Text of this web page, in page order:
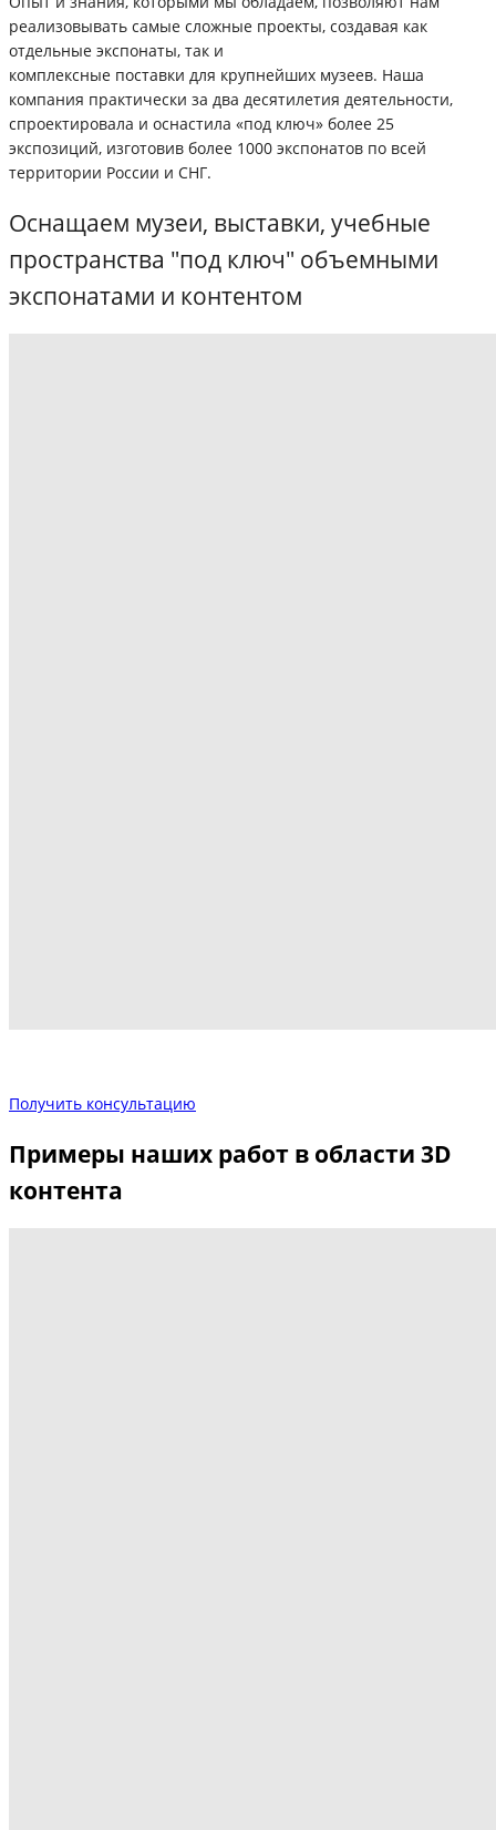
реализовывать самые сложные проекты, создавая как
отдельные экспонаты, так и
комплексные поставки для крупнейших музеев. Наша
компания практически за два десятилетия деятельности,
спроектировала и оснастила «под ключ» более 25
экспозиций, изготовив более 1000 экспонатов по всей
территории России и СНГ.
Оснащаем музеи, выставки, учебные
пространства "под ключ" объемными
экспонатами и контентом
Получить консультацию
Примеры наших работ в области 3D
контента